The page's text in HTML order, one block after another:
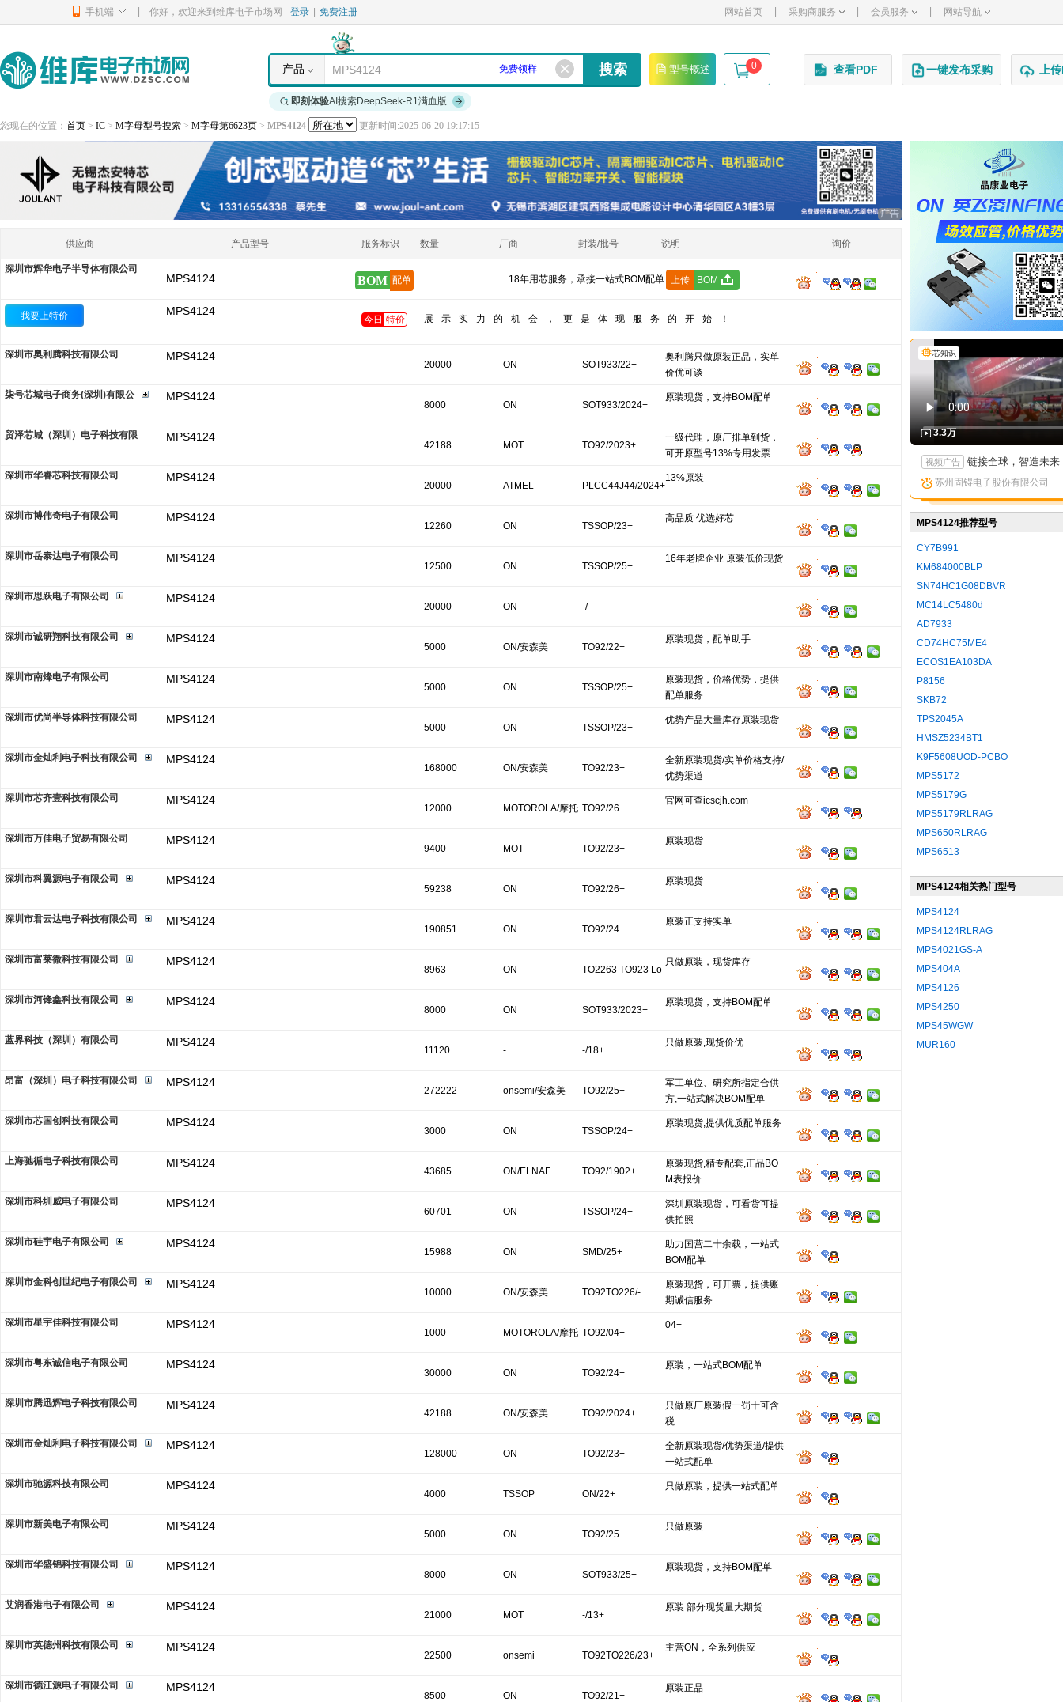
手机端 你好，欢迎来到维库电子市场网 登录 免费注册 网站首页 采购商服务 会员服务 网站导航
产品 免费领样 型号概述 0
即刻体验AI搜索DeepSeek-R1满血版
查看PDF 一键发布采购 上
您现在的位置： 首页 > IC > M字母型号搜索 > M字母第6623页 > MPS4124 更新时间:2025-06-20 19:17:15
广告
供应商 产品型号 服务标识 数量 厂商 封装/批号 说明 询价
深圳市辉华电子半导体有限公司
MPS4124 BOM 配单 18年用芯服务，承接一站式BOM配单 上传 BOM
我要上特价 MPS4124
今日 特价 展示实力的机会，更是体现服务的开始！
深圳市奥利腾科技有限公司 MPS4124
20000 ON SOT933/22+
奥利腾只做原装正品，实单
价优可谈
柒号芯城电子商务(深圳)有限公
MPS4124
8000 ON SOT933/2024+
原装现货，支持BOM配单
贸泽芯城（深圳）电子科技有限 MPS4124
42188 MOT TO92/2023+
一级代理，原厂排单到货，
可开原型号13%专用发票
深圳市华睿芯科技有限公司
MPS4124
20000 ATMEL PLCC44J44/2024+
13%原装
深圳市博伟奇电子有限公司 MPS4124
12260 ON TSSOP/23+
高品质 优选好芯
深圳市岳泰达电子有限公司 MPS4124
12500 ON TSSOP/25+
16年老牌企业 原装低价现货
深圳市思跃电子有限公司 MPS4124
20000 ON -/-
-
深圳市诚研翔科技有限公司 MPS4124
5000 ON/安森美 TO92/22+
原装现货，配单助手
深圳市南烽电子有限公司 MPS4124
5000 ON TSSOP/25+
原装现货，价格优势，提供
配单服务
深圳市优尚半导体科技有限公司
MPS4124
5000 ON TSSOP/23+
优势产品大量库存原装现货
深圳市金灿利电子科技有限公司 MPS4124
168000 ON/安森美 TO92/23+
全新原装现货/实单价格支持/
优势渠道
深圳市芯齐壹科技有限公司
MPS4124
12000 MOTOROLA/摩托 TO92/26+
官网可查icscjh.com
深圳市万佳电子贸易有限公司 MPS4124
9400 MOT TO92/23+
原装现货
深圳市科翼源电子有限公司 MPS4124
59238 ON TO92/26+
原装现货
深圳市君云达电子科技有限公司 MPS4124
190851 ON TO92/24+
原装正支持实单
深圳市富莱微科技有限公司 MPS4124
8963 ON TO2263 TO923 Lo
ng Body/22+
只做原装，现货库存
深圳市河锋鑫科技有限公司 MPS4124
8000 ON SOT933/2023+
原装现货，支持BOM配单
蓝界科技（深圳）有限公司 MPS4124
11120 - -/18+
只做原装,现货价优
昂富（深圳）电子科技有限公司 MPS4124
272222 onsemi/安森美 TO92/25+
军工单位、研究所指定合供
方,一站式解决BOM配单
深圳市芯国创科技有限公司
MPS4124
3000 ON TSSOP/24+
原装现货,提供优质配单服务
上海驰循电子科技有限公司 MPS4124
43685 ON/ELNAF TO92/1902+
原装现货,精专配套,正品BO
M表报价
深圳市科圳威电子有限公司
MPS4124
60701 ON TSSOP/24+
深圳原装现货，可看货可提
供拍照
深圳市硅宇电子有限公司
MPS4124
15988 ON
Semiconductor(安
SMD/25+
助力国营二十余载，一站式
BOM配单
深圳市金科创世纪电子有限公司
MPS4124
10000 ON/安森美 TO92TO226/-
原装现货，可开票，提供账
期诚信服务
深圳市星宇佳科技有限公司
MPS4124
1000 MOTOROLA/摩托 TO92/04+
04+
深圳市粤东诚信电子有限公司 MPS4124
30000 ON TO92/24+
原装，一站式BOM配单
深圳市腾迅辉电子科技有限公司 MPS4124
42188 ON/安森美 TO92/2024+
只做原厂原装假一罚十可含
税
深圳市金灿利电子科技有限公司
MPS4124
128000 ON TO92/23+
全新原装现货/优势渠道/提供
一站式配单
深圳市驰源科技有限公司
MPS4124
4000 TSSOP ON/22+
只做原装，提供一站式配单
深圳市新美电子有限公司 MPS4124
5000 ON TO92/25+
只做原装
深圳市华盛锦科技有限公司 MPS4124
8000 ON SOT933/25+
原装现货，支持BOM配单
艾润香港电子有限公司 MPS4124
21000 MOT -/13+
原装 部分现货量大期货
深圳市英德州科技有限公司 MPS4124
22500 onsemi TO92TO226/23+
主营ON，全系列供应
深圳市德江源电子有限公司 MPS4124
8500 ON TO92/21+
原装正品
芯知识
3.3万
视频广告 链接全球，智造未来：苏州固锝以创新矩阵亮相国际高端产
苏州固锝电子股份有限公司
MPS4124推荐型号
CY7B991
KM684000BLP
SN74HC1G08DBVR
MC14LC5480d
AD7933
CD74HC75ME4
ECOS1EA103DA
P8156
SKB72
TPS2045A
HMSZ5234BT1
K9F5608UOD-PCBO
MPS5172
MPS5179G
MPS5179RLRAG
MPS650RLRAG
MPS6513
MPS4124相关热门型号
MPS4124
MPS4124RLRAG
MPS4021GS-A
MPS404A
MPS4126
MPS4250
MPS45WGW
MUR160